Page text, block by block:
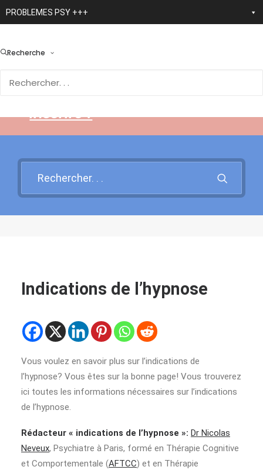
PROBLEMES PSY +++
Recherchenouvelle application
Rendez-vous sur cette page
inscrire !
Indications de l’hypnose
Vous voulez en savoir plus sur l’indications de
l’hypnose? Vous êtes sur la bonne page! Vous trouverez
ici toutes les informations nécessaires sur l’indications
de l’hypnose.
Rédacteur « indications de l’hypnose »: Dr Nicolas
Neveux, Psychiatre à Paris, formé en Thérapie Cognitive
et Comportementale (AFTCC) et en Thérapie